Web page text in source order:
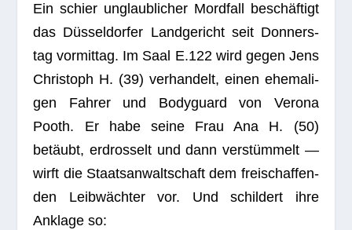
Ein schier unglaub­li­cher Mord­fall beschäftigt
das Düsseldorfer Land­ge­richt seit Don­ners­
tag vor­mit­tag. Im Saal E.122 wird gegen Jens
Chris­toph H. (39) ver­han­delt, einen ehe­ma­li­
gen Fah­rer und Body­guard von Verona
Pooth. Er habe seine Frau Ana H. (50)
betäubt, erdros­selt und dann verstümmelt —
wirft die Staats­an­walt­schaft dem frei­schaf­fen­
den Leibwächter vor. Und schil­dert ihre
Anklage so: